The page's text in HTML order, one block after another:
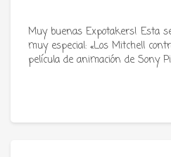
Muy buenas Expotakers! Esta
muy especial: «Los Mitchell
película de animación de Sony